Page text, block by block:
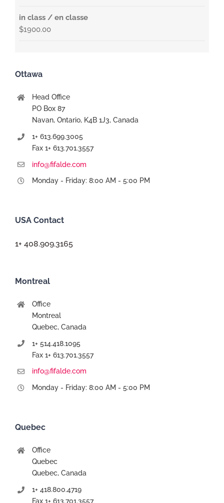
in class / en classe
$1900.00
Ottawa
Head Office
PO Box 87
Navan, Ontario, K4B 1J3, Canada
1+ 613.699.3005
Fax 1+ 613.701.3557
info@fifalde.com
Monday - Friday: 8:00 AM - 5:00 PM
USA Contact
1+ 408.909.3165
Montreal
Office
Montreal
Quebec, Canada
1+ 514.418.1095
Fax 1+ 613.701.3557
info@fifalde.com
Monday - Friday: 8:00 AM - 5:00 PM
Quebec
Office
Quebec
Quebec, Canada
1+ 418.800.4719
Fax 1+ 613.701.3557